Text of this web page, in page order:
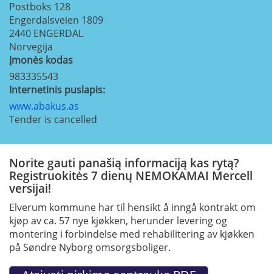
Postboks 128
Engerdalsveien 1809
2440 ENGERDAL
Norvegija
Įmonės kodas
983335543
Internetinis puslapis:
www.abakus.as
Tender is cancelled
Norite gauti panašią informaciją kas rytą?
Registruokitės 7 dienų NEMOKAMAI Mercell
versijai!
Elverum kommune har til hensikt å inngå kontrakt om
kjøp av ca. 57 nye kjøkken, herunder levering og
montering i forbindelse med rehabilitering av kjøkken
på Søndre Nyborg omsorgsboliger.